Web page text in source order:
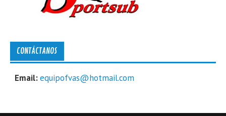
CONTÁCTANOS
Email:equipofvas@hotmail.com